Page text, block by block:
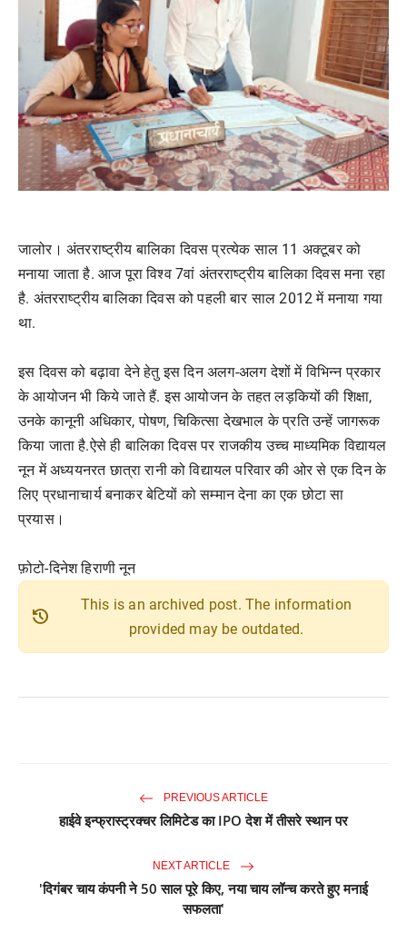
जालोर। अंतरराष्ट्रीय बालिका दिवस प्रत्येक साल 11 अक्टूबर को
मनाया जाता है. आज पूरा विश्व 7वां अंतरराष्ट्रीय बालिका दिवस मना रहा
है. अंतरराष्ट्रीय बालिका दिवस को पहली बार साल 2012 में मनाया गया
था.
इस दिवस को बढ़ावा देने हेतु इस दिन अलग-अलग देशों में विभिन्न प्रकार
के आयोजन भी किये जाते हैं. इस आयोजन के तहत लड़कियों की शिक्षा,
उनके कानूनी अधिकार, पोषण, चिकित्सा देखभाल के प्रति उन्हें जागरूक
किया जाता है.ऐसे ही बालिका दिवस पर राजकीय उच्च माध्यमिक विद्यायल
नून में अध्ययनरत छात्रा रानी को विद्यायल परिवार की ओर से एक दिन के
लिए प्रधानाचार्य बनाकर बेटियों को सम्मान देना का एक छोटा सा
प्रयास।
फ़ोटो-दिनेश हिराणी नून
history
This is an archived post. The information
provided may be outdated.
PREVIOUS ARTICLE
हाईवे इन्फ्रास्ट्रक्चर लिमिटेड का IPO देश में तीसरे स्थान पर
NEXT ARTICLE
'दिगंबर चाय कंपनी ने 50 साल पूरे किए, नया चाय लॉन्च करते हुए मनाई
सफलता'